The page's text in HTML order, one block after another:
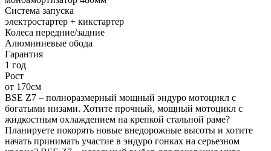
Система запуска
электростартер + кикстартер
Колеса передние/задние
Алюминиевые обода
Гарантия
1 год
Рост
от 170см
BSE Z7 – полноразмерный мощный эндуро мотоцикл с
богатыми низами. Хотите прочный, мощный мотоцикл с
жидкостным охлаждением на крепкой стальной раме?
Планируете покорять новые внедорожные высоты и хотите
начать принимать участие в эндуро гонках на серьезном